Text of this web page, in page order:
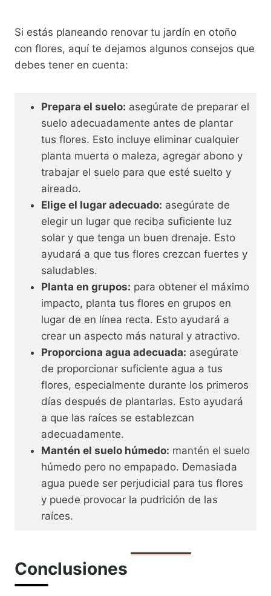
Si estás planeando renovar tu jardín en otoño
con flores, aquí te dejamos algunos consejos que
debes tener en cuenta:
Prepara el suelo: asegúrate de preparar el
suelo adecuadamente antes de plantar
tus flores. Esto incluye eliminar cualquier
planta muerta o maleza, agregar abono y
trabajar el suelo para que esté suelto y
aireado.
Elige el lugar adecuado: asegúrate de
elegir un lugar que reciba suficiente luz
solar y que tenga un buen drenaje. Esto
ayudará a que tus flores crezcan fuertes y
saludables.
Planta en grupos: para obtener el máximo
impacto, planta tus flores en grupos en
lugar de en línea recta. Esto ayudará a
crear un aspecto más natural y atractivo.
Proporciona agua adecuada: asegúrate
de proporcionar suficiente agua a tus
flores, especialmente durante los primeros
días después de plantarlas. Esto ayudará
a que las raíces se establezcan
adecuadamente.
Mantén el suelo húmedo: mantén el suelo
húmedo pero no empapado. Demasiada
agua puede ser perjudicial para tus flores
y puede provocar la pudrición de las
raíces.
Conclusiones